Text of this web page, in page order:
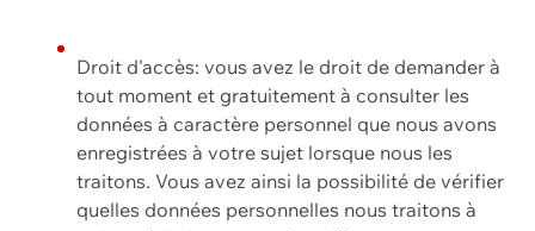
Droit d'accès: vous avez le droit de demander à
tout moment et gratuitement à consulter les
données à caractère personnel que nous avons
enregistrées à votre sujet lorsque nous les
traitons. Vous avez ainsi la possibilité de vérifier
quelles données personnelles nous traitons à